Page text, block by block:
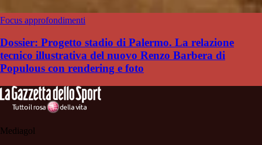
Focus approfondimenti
Dossier: Progetto stadio di Palermo. La relazione
tecnico illustrativa del nuovo Renzo Barbera di
Populous con rendering e foto
Mediagol